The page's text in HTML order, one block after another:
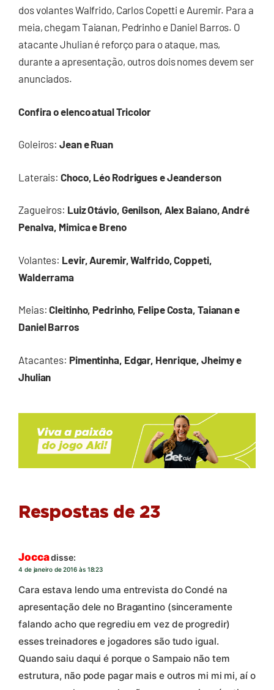
dos volantes Walfrido, Carlos Copetti e Auremir. Para a
meia, chegam Taianan, Pedrinho e Daniel Barros. O
atacante Jhulian é reforço para o ataque, mas,
durante a apresentação, outros dois nomes devem ser
anunciados.
Confira o elenco atual Tricolor
Goleiros: Jean e Ruan
Laterais: Choco, Léo Rodrigues e Jeanderson
Zagueiros: Luiz Otávio, Genilson, Alex Baiano, André
Penalva, Mimica e Breno
Volantes: Levir, Auremir, Walfrido, Coppeti,
Walderrama
Meias: Cleitinho, Pedrinho, Felipe Costa, Taianan e
Daniel Barros
Atacantes: Pimentinha, Edgar, Henrique, Jheimy e
Jhulian
Respostas de 23
Joccadisse:
4 de janeiro de 2016 às 18:23
Cara estava lendo uma entrevista do Condé na
apresentação dele no Bragantino (sinceramente
falando acho que regrediu em vez de progredir)
esses treinadores e jogadores são tudo igual.
Quando saiu daqui é porque o Sampaio não tem
estrutura, não pode pagar mais e outros mi mi mi, aí o